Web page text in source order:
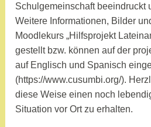
Schulgemeinschaft beeindruckt
Weitere Informationen, Bilder
Moodlekurs „Hilfsprojekt
gestellt bzw. können auf der
auf Englisch und Spanisch
(https://www.cusumbi.org/).
diese Weise einen noch
Situation vor Ort zu erhalten.